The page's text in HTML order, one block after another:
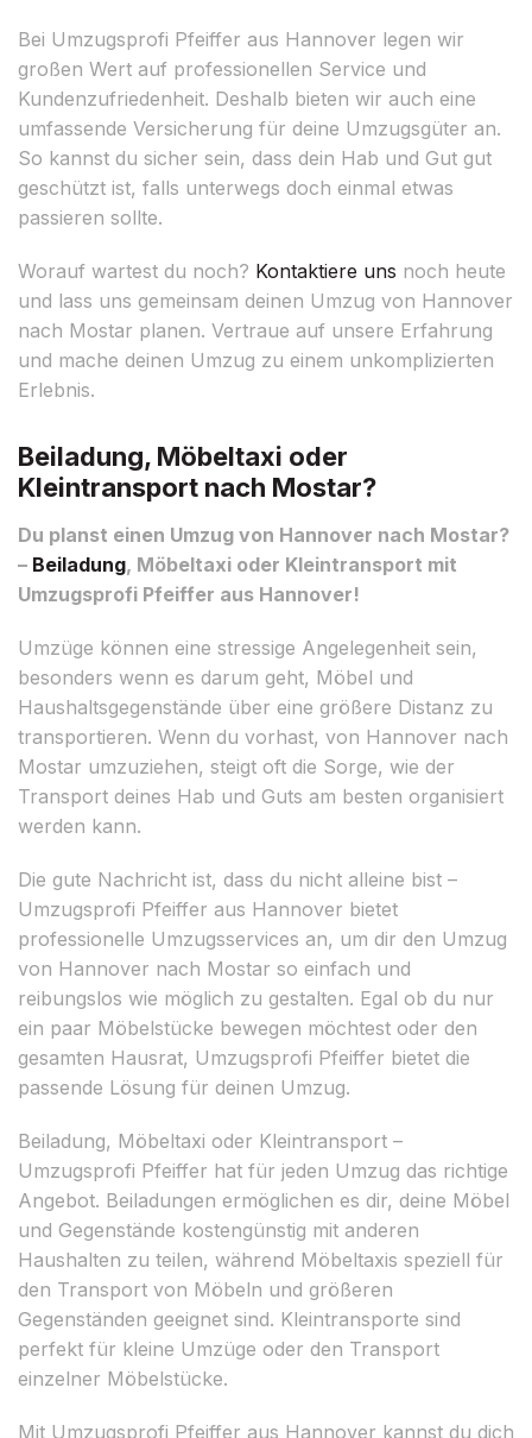
Bei Umzugsprofi Pfeiffer aus Hannover legen wir
großen Wert auf professionellen Service und
Kundenzufriedenheit. Deshalb bieten wir auch eine
umfassende Versicherung für deine Umzugsgüter an.
So kannst du sicher sein, dass dein Hab und Gut gut
geschützt ist, falls unterwegs doch einmal etwas
passieren sollte.
Worauf wartest du noch? Kontaktiere uns noch heute
und lass uns gemeinsam deinen Umzug von Hannover
nach Mostar planen. Vertraue auf unsere Erfahrung
und mache deinen Umzug zu einem unkomplizierten
Erlebnis.
Beiladung, Möbeltaxi oder
Kleintransport nach Mostar?
Du planst einen Umzug von Hannover nach Mostar?
– Beiladung, Möbeltaxi oder Kleintransport mit
Umzugsprofi Pfeiffer aus Hannover!
Umzüge können eine stressige Angelegenheit sein,
besonders wenn es darum geht, Möbel und
Haushaltsgegenstände über eine größere Distanz zu
transportieren. Wenn du vorhast, von Hannover nach
Mostar umzuziehen, steigt oft die Sorge, wie der
Transport deines Hab und Guts am besten organisiert
werden kann.
Die gute Nachricht ist, dass du nicht alleine bist –
Umzugsprofi Pfeiffer aus Hannover bietet
professionelle Umzugsservices an, um dir den Umzug
von Hannover nach Mostar so einfach und
reibungslos wie möglich zu gestalten. Egal ob du nur
ein paar Möbelstücke bewegen möchtest oder den
gesamten Hausrat, Umzugsprofi Pfeiffer bietet die
passende Lösung für deinen Umzug.
Beiladung, Möbeltaxi oder Kleintransport –
Umzugsprofi Pfeiffer hat für jeden Umzug das richtige
Angebot. Beiladungen ermöglichen es dir, deine Möbel
und Gegenstände kostengünstig mit anderen
Haushalten zu teilen, während Möbeltaxis speziell für
den Transport von Möbeln und größeren
Gegenständen geeignet sind. Kleintransporte sind
perfekt für kleine Umzüge oder den Transport
einzelner Möbelstücke.
Mit Umzugsprofi Pfeiffer aus Hannover kannst du dich